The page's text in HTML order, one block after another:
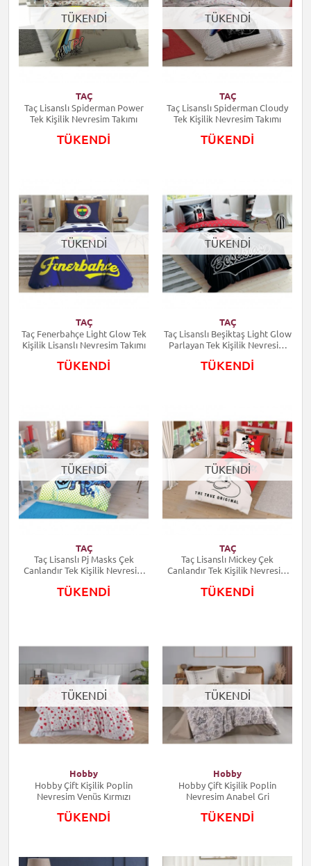
TÜKENDİ
TAÇ
Taç Lisanslı Spiderman Power
Tek Kişilik Nevresim Takımı
TÜKENDİ
TÜKENDİ
TAÇ
Taç Lisanslı Spiderman Cloudy
Tek Kişilik Nevresim Takımı
TÜKENDİ
TÜKENDİ
TAÇ
Taç Fenerbahçe Light Glow Tek
Kişilik Lisanslı Nevresim Takımı
TÜKENDİ
TÜKENDİ
TAÇ
Taç Lisanslı Beşiktaş Light Glow
Parlayan Tek Kişilik Nevresim
TÜKENDİ
TÜKENDİ
TAÇ
Taç Lisanslı Pj Masks Çek
Canlandır Tek Kişilik Nevresim
TÜKENDİ
TÜKENDİ
TAÇ
Taç Lisanslı Mickey Çek
Canlandır Tek Kişilik Nevresim
TÜKENDİ
TÜKENDİ
Hobby
Hobby Çift Kişilik Poplin
Nevresim Venüs Kırmızı
TÜKENDİ
TÜKENDİ
Hobby
Hobby Çift Kişilik Poplin
Nevresim Anabel Gri
TÜKENDİ